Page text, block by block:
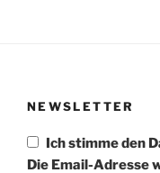
NEWSLETTER
Ich stimme den
Die Email-Adresse